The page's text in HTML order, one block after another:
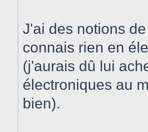
J'ai des notions
connais rien en
(j'aurais dû lui
électroniques au
bien).